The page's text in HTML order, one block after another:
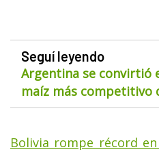
Seguí leyendo
Argentina se convirtió
maíz más competitivo
Bolivia rompe récord